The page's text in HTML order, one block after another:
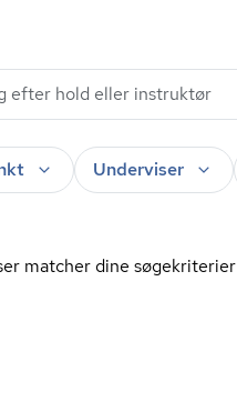
Underviser
matcher dine søgekriterier